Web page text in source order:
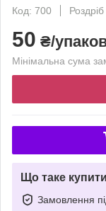
Код: 700
Роздріб
50 ₴/
Мінімальна сума
Що таке
Замовлення